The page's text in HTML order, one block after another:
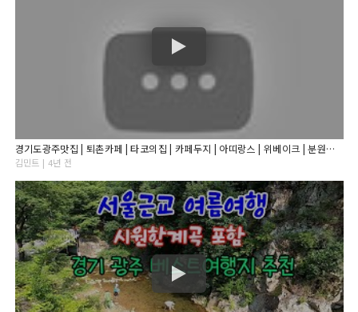
경기도광주맛집 | 퇴촌카페 | 타코의집 | 카페두지 | 아띠랑스 | 위베이크 | 분원리 | 팔당 | 걷기 | 운동 | 산책코스 | 대형카페 | 막국수맛집 | 봉진막국수| 데이트코스
김민트 | 4년 전